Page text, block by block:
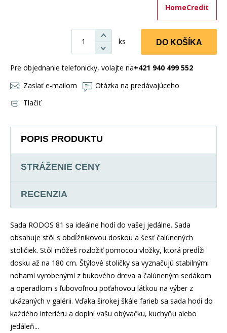
HomeCredit
ks DO KOŠÍKA
Pre objednanie telefonicky, volajte na+421 940 499 552
Zaslať e-mailom
Otázka na predávajúceho
Tlačiť
POPIS PRODUKTU
STRÁŽENIE CENY
RECENZIA
Sada RODOS 81 sa ideálne hodí do vašej jedálne. Sada
obsahuje stôl s obdĺžnikovou doskou a šesť čalúnených
stoličiek. Stôl môžeš rozložiť pomocou vložky, ktorá predĺži
dosku až na 180 cm. Štýlové stoličky sa vyznačujú stabilnými
nohami vyrobenými z bukového dreva a čalúneným sedákom
a operadlom s ľubovoľnou poťahovou látkou na výber z
ukázaných v galérii. Vďaka širokej škále farieb sa sada hodí do
každého interiéru a doplní vašu obývačku, kuchyňu alebo
jedáleň...